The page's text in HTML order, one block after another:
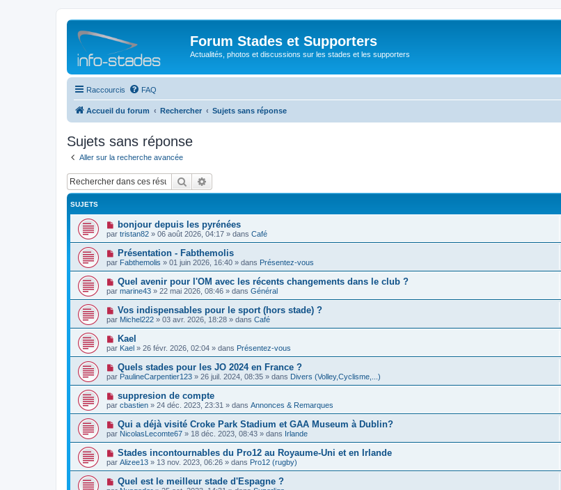
Forum Stades et Supporters
Actualités, photos et discussions sur les stades et les supporters
Raccourcis FAQ
Accueil du forum Rechercher Sujets sans réponse
Sujets sans réponse
Aller sur la recherche avancée
Rechercher
SUJETS
N
o
u
v
e
a
u
m
e
s
s
g
e
bonjour depuis les pyrénées
par tristan82 » 06 août 2026, 04:17 » dans Café
N
o
u
e
a
u
m
e
s
s
a
g
e
Présentation - Fabthemolis
par Fabthemolis » 01 juin 2026, 16:40 » dans Présentez-vous
N
o
u
v
a
u
m
e
s
s
a
g
e
Quel avenir pour l'OM avec les récents changements dans le club ?
par marine43 » 22 mai 2026, 08:46 » dans Général
N
o
u
v
e
a
u
m
e
s
a
g
e
Vos indispensables pour le sport (hors stade) ?
par Michel222 » 03 avr. 2026, 18:28 » dans Café
N
o
u
e
a
u
m
e
s
s
a
g
e
Kael
par Kael » 26 févr. 2026, 02:04 » dans Présentez-vous
N
o
u
e
a
u
m
e
s
s
a
g
e
Quels stades pour les JO 2024 en France ?
par PaulineCarpentier123 » 26 juil. 2024, 08:35 » dans Divers (Volley,Cyclisme,...)
N
o
u
e
a
u
m
e
s
s
a
suppresion de compte
par cbastien » 24 déc. 2023, 23:31 » dans Annonces & Remarques
N
o
u
v
e
a
u
m
Qui a déjà visité Croke Park Stadium et GAA Museum à Dublin?
par NicolasLecomte67 » 18 déc. 2023, 08:43 » dans Irlande
N
o
u
e
Stades incontournables du Pro12 au Royaume-Uni et en Irlande
par Alizee13 » 13 nov. 2023, 06:26 » dans Pro12 (rugby)
N
o
Quel est le meilleur stade d'Espagne ?